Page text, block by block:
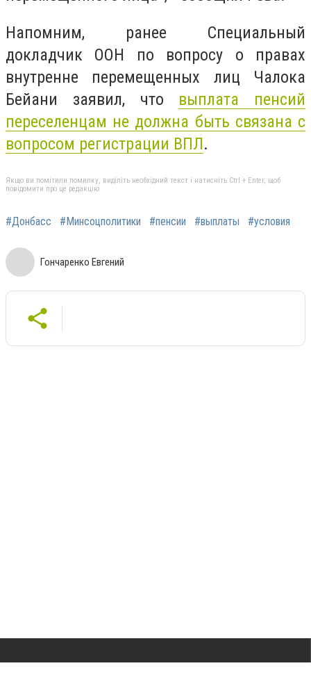
Напомним, ранее Специальный
докладчик ООН по вопросу о правах
внутренне перемещенных лиц Чалока
Бейани заявил, что выплата пенсий
переселенцам не должна быть связана с
вопросом регистрации ВПЛ.
Якщо ви помітили помилку, виділіть необхідний текст і натисніть Ctrl + Enter, щоб
повідомити про це редакцію
#Донбасс #Минсоцполитики #пенсии #выплаты #условия
Гончаренко Евгений